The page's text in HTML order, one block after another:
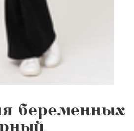
беременных